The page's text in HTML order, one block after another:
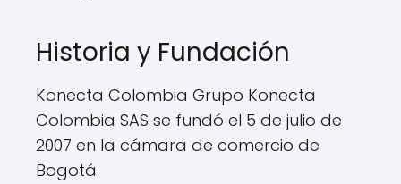
Historia y Fundación
Konecta Colombia Grupo Konecta
Colombia SAS se fundó el 5 de julio de
2007 en la cámara de comercio de
Bogotá.